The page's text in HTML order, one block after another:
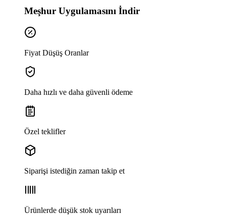
Meşhur Uygulamasını İndir
Fiyat Düşüş Oranlar
Daha hızlı ve daha güvenli ödeme
Özel teklifler
Siparişi istediğin zaman takip et
Ürünlerde düşük stok uyarıları